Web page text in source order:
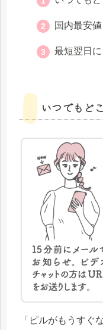
国内最安値
最短翌日
いつでもど
「ピルがもうすぐ